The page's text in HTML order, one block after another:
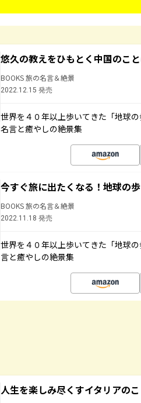
悠久の教えをひもとく中国のこ
BOOKS 旅の名言＆絶景
2022.12.15 発売
世界を４０年以上歩いてきた「地球
名言と癒やしの絶景集
今すぐ旅に出たくなる！地球の
BOOKS 旅の名言＆絶景
2022.11.18 発売
世界を４０年以上歩いてきた「地球
言と癒やしの絶景集
人生を楽しみ尽くすイタリアの